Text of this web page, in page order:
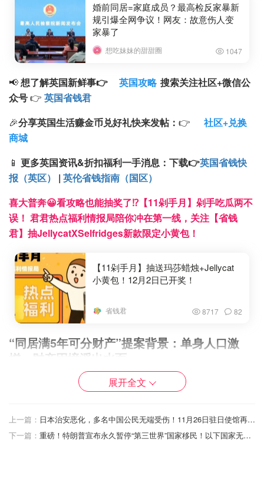
婚前同居=家庭成员？最高检反家暴新
规引爆全网争议！网友：故意伤人变
家暴了
想吃妹妹的甜甜圈 1047
📢想了解英国新鲜事👉 英国攻略 搜索关注社区+微信公
众号👉 英国省钱君
🎉分享英国生活赚金币兑好礼快来发帖： 👉
社区+兑换
商城
📱 更多英国资讯&折扣福利一手消息： 下载👉英国省钱快
报（英区）
| 英伦省钱指南（国区）
喜大普奔😀看攻略也能抽奖了⁉️【11剁手月】剁手吃瓜两不
误！ 君君热点福利情报局陪你冲在第一线，关注【省钱
君】抽JellycatXSelfridges新款限定小黄包！
【11剁手月】抽送玛莎蜡烛+Jellycat
小黄包！12月2日已开奖！
省钱君 8717 82
“同居满5年可分财产”提案背景：单身人口激
增，财产困境浮出水面
这一建议的提出，源于中国单身人口的迅速增长。国家统计
亿，占总人口比例将升至25%。
在第四届遗产管理人高质量创新发展交流会上，苏州鑫桥传
展开全文
上一篇：
日本治安恶化，多名中国公民无端受伤！11月26日驻日使馆再次提醒：注意人身安全！
下一篇：
重磅！特朗普宣布永久暂停“第三世界”国家移民！以下国家无限期禁止入境…